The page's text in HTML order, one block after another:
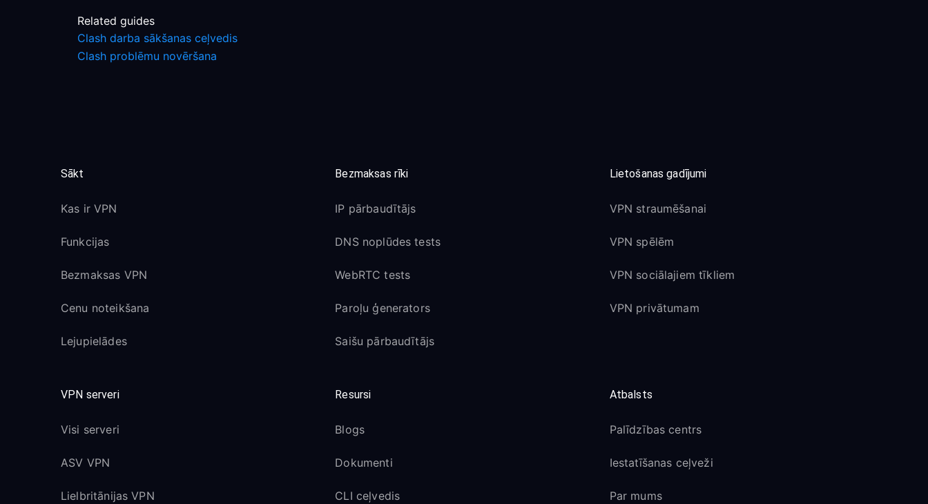
Related guides
Clash darba sākšanas ceļvedis
Clash problēmu novēršana
Sākt
Kas ir VPN
Funkcijas
Bezmaksas VPN
Cenu noteikšana
Lejupielādes
Bezmaksas rīki
IP pārbaudītājs
DNS noplūdes tests
WebRTC tests
Paroļu ģenerators
Saišu pārbaudītājs
Lietošanas gadījumi
VPN straumēšanai
VPN spēlēm
VPN sociālajiem tīkliem
VPN privātumam
VPN serveri
Visi serveri
ASV VPN
Lielbritānijas VPN
Resursi
Blogs
Dokumenti
CLI ceļvedis
Atbalsts
Palīdzības centrs
Iestatīšanas ceļveži
Par mums